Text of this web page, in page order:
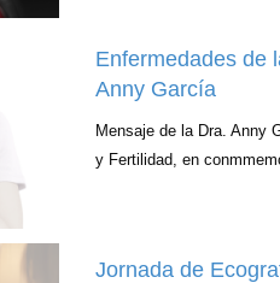
Enfermedades de
Anny García
Mensaje de la Dra. Anny
y Fertilidad, en
Jornada de